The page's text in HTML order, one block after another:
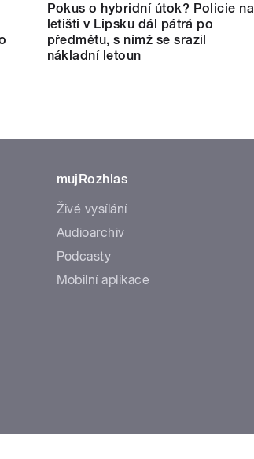
Pokus o hybridní útok? Policie na
letišti v Lipsku dál pátrá po
předmětu, s nímž se srazil
nákladní letoun
mujRozhlas
Živé vysílání
Audioarchiv
Podcasty
Mobilní aplikace